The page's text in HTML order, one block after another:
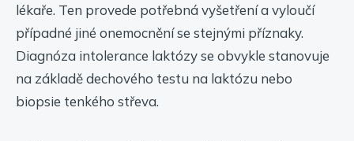
lékaře. Ten provede potřebná vyšetření a vyloučí
případné jiné onemocnění se stejnými příznaky.
Diagnóza intolerance laktózy se obvykle stanovuje
na základě dechového testu na laktózu nebo
biopsie tenkého střeva.